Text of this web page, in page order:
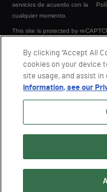
servicios de acuerdo con la
cualquier momento.
This site is protected by
© 2026
Política de
By clicking “Accept All
cookies on your device
site usage, and assist
information, see our